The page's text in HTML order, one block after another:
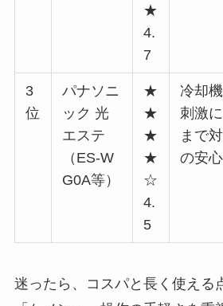
★
4.
7
3
位
パナソニ
ック 光
エステ
（ES-W
G0A等）
★
★
★
★
☆
4.
5
冷却
刺激
まで
の安
迷ったら、コスパと長く使える